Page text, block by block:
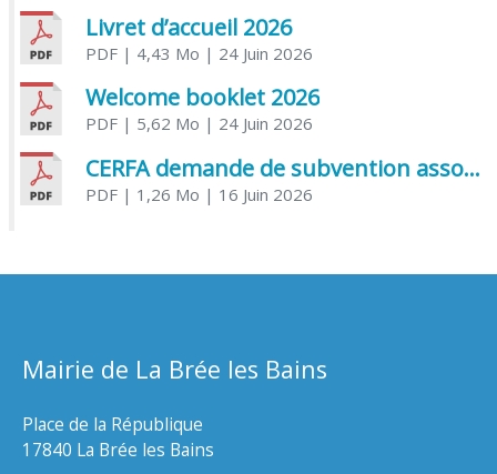
Livret d’accueil 2026
PDF| 4,43 Mo | 24 Juin 2026
Welcome booklet 2026
PDF| 5,62 Mo | 24 Juin 2026
CERFA demande de subvention association
PDF| 1,26 Mo | 16 Juin 2026
Mairie de La Brée les Bains
Place de la République
17840 La Brée les Bains